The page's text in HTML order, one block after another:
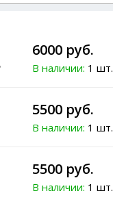
6000 руб.
В наличии: 1 шт.
5500 руб.
В наличии: 1 шт.
5500 руб.
В наличии: 1 шт.